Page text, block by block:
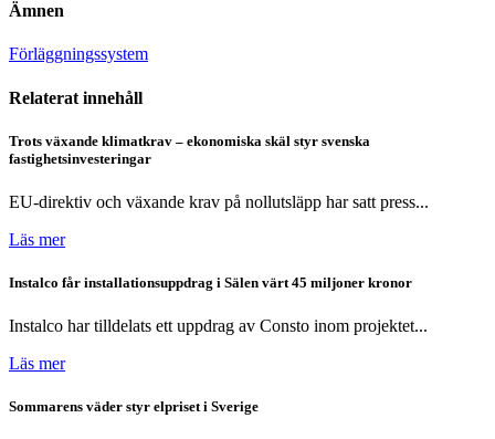
Ämnen
Förläggningssystem
Relaterat innehåll
Trots växande klimatkrav – ekonomiska skäl styr svenska
fastighetsinvesteringar
EU-direktiv och växande krav på nollutsläpp har satt press...
Läs mer
Instalco får installationsuppdrag i Sälen värt 45 miljoner kronor
Instalco har tilldelats ett uppdrag av Consto inom projektet...
Läs mer
Sommarens väder styr elpriset i Sverige